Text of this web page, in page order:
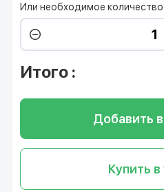
Или необходимое количество
Итого :
Добавить
Купить в